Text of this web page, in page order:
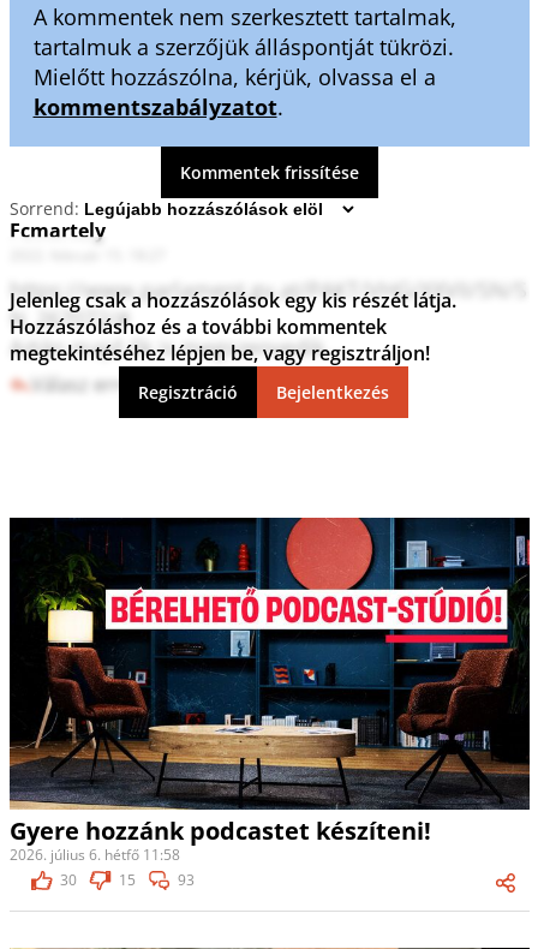
A kommentek nem szerkesztett tartalmak,
tartalmuk a szerzőjük álláspontját tükrözi.
Mielőtt hozzászólna, kérjük, olvassa el a
kommentszabályzatot.
Kommentek frissítése
Sorrend:
Fcmartely
https://www.parlament.gv.at/PAKT/VHG/XXVII/SN/S
N_267072/#
Aztán majd ők is megszenvedik...
Válasz erre 0 0
Jelenleg csak a hozzászólások egy kis részét látja.
Hozzászóláshoz és a további kommentek
megtekintéséhez lépjen be, vagy regisztráljon!
Regisztráció Bejelentkezés
Gyere hozzánk podcastet készíteni!
2026. július 6. hétfő 11:58
30
15 93